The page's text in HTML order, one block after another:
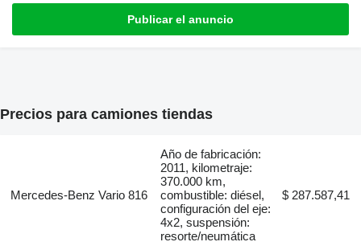
Publicar el anuncio
Precios para camiones tiendas
Mercedes-Benz Vario 816
Año de fabricación:
2011, kilometraje:
370.000 km,
combustible: diésel,
configuración del eje:
4x2, suspensión:
resorte/neumática
$ 287.587,41